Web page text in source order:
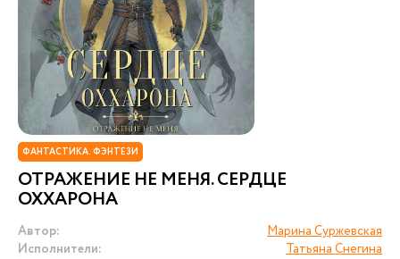
ФАНТАСТИКА. ФЭНТЕЗИ
ОТРАЖЕНИЕ НЕ МЕНЯ. СЕРДЦЕ
ОХХАРОНА
Автор:
Марина Суржевская
Исполнители:
Татьяна Снегина